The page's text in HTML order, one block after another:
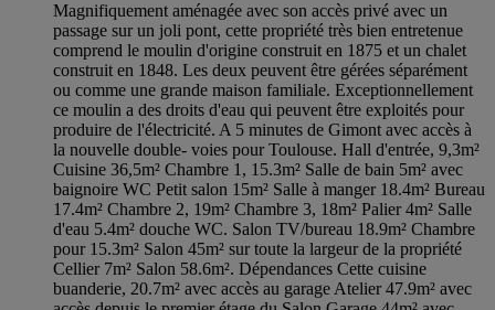
Magnifiquement aménagée avec son accès privé avec un
passage sur un joli pont, cette propriété très bien entretenue
comprend le moulin d'origine construit en 1875 et un chalet
construit en 1848. Les deux peuvent être gérées séparément
ou comme une grande maison familiale. Exceptionnellement
ce moulin a des droits d'eau qui peuvent être exploités pour
produire de l'électricité. A 5 minutes de Gimont avec accès à
la nouvelle double- voies pour Toulouse. Hall d'entrée, 9,3m²
Cuisine 36,5m² Chambre 1, 15.3m² Salle de bain 5m² avec
baignoire WC Petit salon 15m² Salle à manger 18.4m² Bureau
17.4m² Chambre 2, 19m² Chambre 3, 18m² Palier 4m² Salle
d'eau 5.4m² douche WC. Salon TV/bureau 18.9m² Chambre
pour 15.3m² Salon 45m² sur toute la largeur de la propriété
Cellier 7m² Salon 58.6m². Dépendances Cette cuisine
buanderie, 20.7m² avec accès au garage Atelier 47.9m² avec